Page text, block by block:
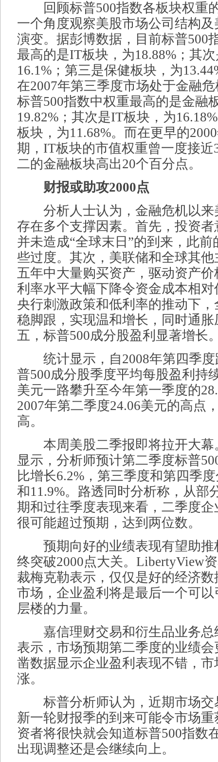
回顾标普500指数各板块权重
一个角度观察美股市场公司结构
演变。据彭博数据，目前标普500
最高的是IT板块，为18.88%；其
16.1%；第三是保健板块，为
在2007年第三季度市场处于金融
标普500指数中权重最高的是金融
19.82%；其次是IT板块，为
板块，为11.68%。而在更早的
期，IT板块的市值权重曾一度接近
二的金融板块高出20个百分点。
财报或助攻2000点
分析人士认为，金融危机以来
存在多个支撑因素。首先，投资
并未造成“全球末日”的到来，此
些过度。其次，美联储和全球其
五年中大量购买资产，驱动资产
利率水平大幅下降令资金成本相
央行刺激政策和低利率的推动下
稳脚跟，实现温和增长，同时通
五，标普500成分股盈利显著增长
统计显示，自2008年第四季度
普500成分股季度平均每股盈利持
美元一路攀升至今年第一季度的
2007年第二季度24.06美元的高点
高。
本周美股二季报即将拉开大幕
显示，分析师预计第二季度标普
比增长6.2%，第三季度和第四季
和11.9%。路透同时分析称，从部
期和过往季度表现来看，二季度
很可能超过预期，达到两位数。
预期向好的业绩表现有望助推
终突破2000点大关。LibertyView
裁梅克勒表示，仅仅是好的经济
市场，企业盈利将是最后一个可
层楼的力量。
嘉信理财交易和衍生品业务总
表示，市场预期第二季度的业绩
凿数据显示企业盈利表现不错，
涨。
标普分析师认为，近期市场交
新一轮财报季的到来可能令市场
资者将很快就会知道标普500指数
出现调整还是会继续向上。